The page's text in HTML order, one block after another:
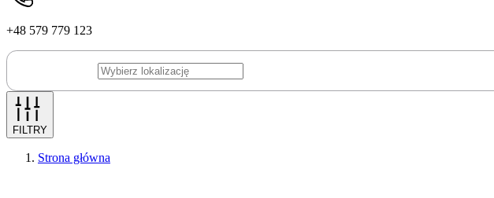
+48 579 779 123
FILTRY
Strona główna